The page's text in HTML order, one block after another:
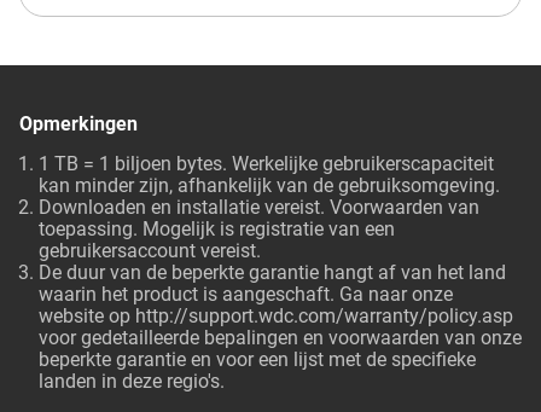
Opmerkingen
1 TB = 1 biljoen bytes. Werkelijke gebruikerscapaciteit
kan minder zijn, afhankelijk van de gebruiksomgeving.
Downloaden en installatie vereist. Voorwaarden van
toepassing. Mogelijk is registratie van een
gebruikersaccount vereist.
De duur van de beperkte garantie hangt af van het land
waarin het product is aangeschaft. Ga naar onze
website op http://support.wdc.com/warranty/policy.asp
voor gedetailleerde bepalingen en voorwaarden van onze
beperkte garantie en voor een lijst met de specifieke
landen in deze regio's.